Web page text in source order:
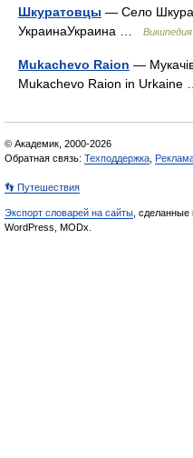
Шкуратовцы — Село
УкраинаУкраина …
Википедия
Mukachevo Raion —
Mukachevo Raion in
© Академик, 2000-2026
Обратная связь: Техподдержка
👣 Путешествия
Экспорт словарей на сайты , сделанные
WordPress, MODx.